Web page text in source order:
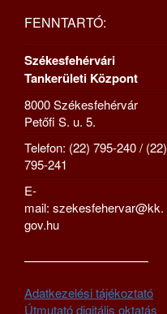
FENNTARTÓ:
Székesfehérvári
Tankerületi Központ
8000 Székesfehérvár
Petőfi S. u. 5.
Telefon: (22) 795-240 / (22)
795-241
E-
mail: szekesfehervar@kk.
gov.hu
—————————–
Adatkezelési tájékoztató
Útmutató digitális oktatás